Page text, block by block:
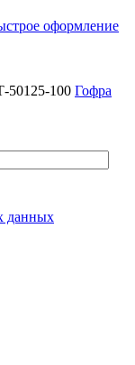
оформление
50125-100 Гофра
данных